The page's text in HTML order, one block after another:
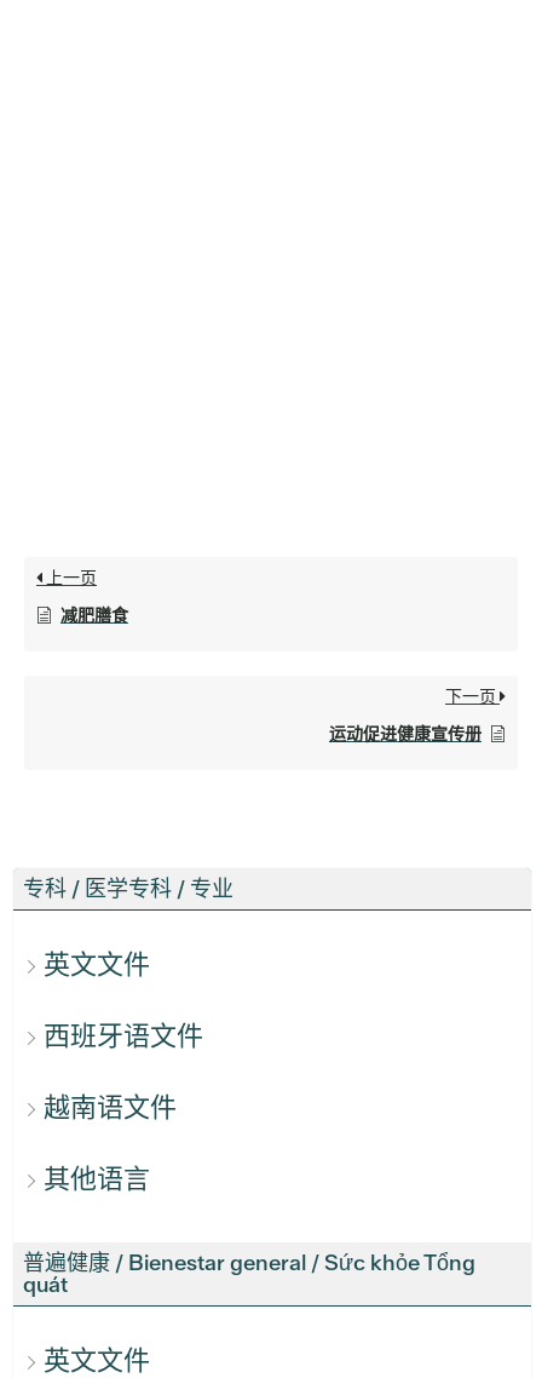
专科 / 医学专科 / 专业
英文文件
西班牙语文件
越南语文件
其他语言
普遍健康 / Bienestar general / Sức khỏe Tổng
quát
英文文件
上一页
减肥膳食
下一页
运动促进健康宣传册